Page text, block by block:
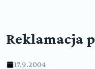
Reklamacja
17.9.2004